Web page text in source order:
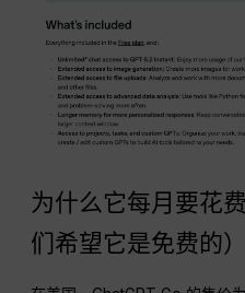
为什么它每月要花
们希望它是免费的）